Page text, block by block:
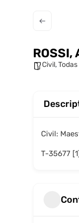
ROSSI,
Civil,Todas
Civil:
T-35677